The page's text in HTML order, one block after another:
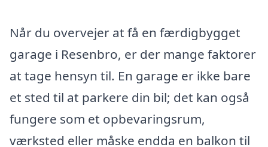
Når du overvejer at få en færdigbygget
garage i Resenbro, er der mange faktorer
at tage hensyn til. En garage er ikke bare
et sted til at parkere din bil; det kan også
fungere som et opbevaringsrum,
værksted eller måske endda en balkon til